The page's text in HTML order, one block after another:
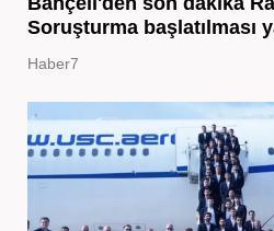
Soruşturma başlatılması
Haber7